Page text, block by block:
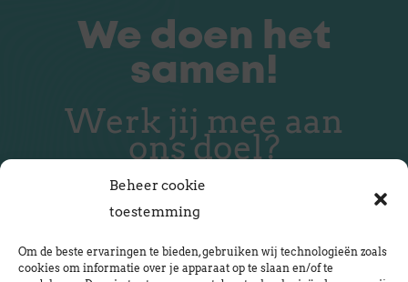
Beheer cookie
toestemming
Om de beste ervaringen te bieden, gebruiken wij technologieën zoals
cookies om informatie over je apparaat op te slaan en/of te
We doen het
samen!
Werk jij mee aan
ons doel?
Neem contact op